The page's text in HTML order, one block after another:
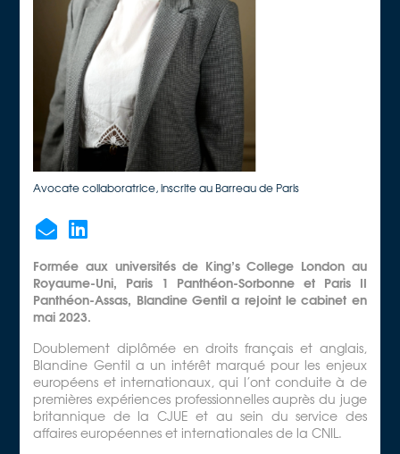
Avocate collaboratrice, inscrite au Barreau de Paris
Formée aux universités de King’s College London au
Royaume-Uni, Paris 1 Panthéon-Sorbonne et Paris II
Panthéon-Assas, Blandine Gentil a rejoint le cabinet en
mai 2023.
Doublement diplômée en droits français et anglais,
Blandine Gentil a un intérêt marqué pour les enjeux
européens et internationaux, qui l’ont conduite à de
premières expériences professionnelles auprès du juge
britannique de la CJUE et au sein du service des
affaires européennes et internationales de la CNIL.